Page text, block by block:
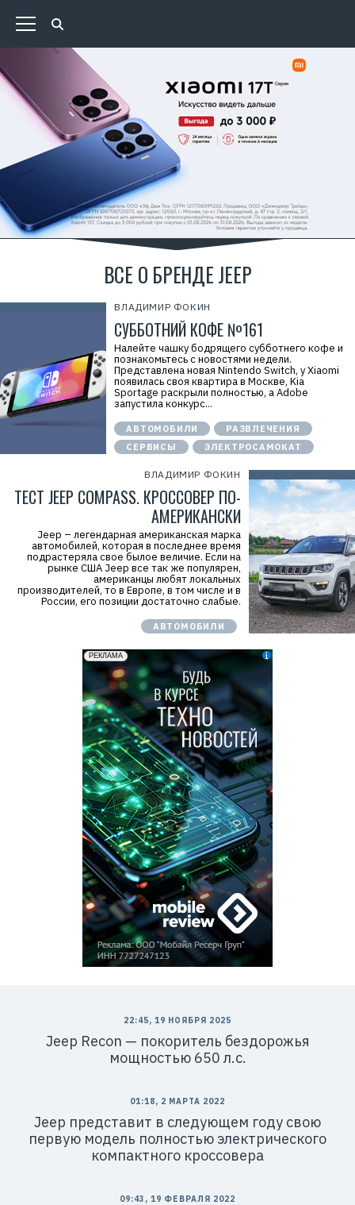
ВСЕ О БРЕНДЕ JEEP
ВЛАДИМИР ФОКИН
СУББОТНИЙ КОФЕ №161
Налейте чашку бодрящего субботнего кофе и
познакомьтесь с новостями недели.
Представлена новая Nintendo Switch, у Xiaomi
появилась своя квартира в Москве, Kia
Sportage раскрыли полностью, а Adobe
запустила конкурс...
АВТОМОБИЛИ
РАЗВЛЕЧЕНИЯ
СЕРВИСЫ
ЭЛЕКТРОСАМОКАТ
ВЛАДИМИР ФОКИН
ТЕСТ JEEP COMPASS. КРОССОВЕР ПО-
АМЕРИКАНСКИ
Jeep – легендарная американская марка
автомобилей, которая в последнее время
подрастеряла свое былое величие. Если на
рынке США Jeep все так же популярен,
американцы любят локальных
производителей, то в Европе, в том числе и в
России, его позиции достаточно слабые.
АВТОМОБИЛИ
22:45, 19 НОЯБРЯ 2025
Jeep Recon — покоритель бездорожья
мощностью 650 л.с.
01:18, 2 МАРТА 2022
Jeep представит в следующем году свою
первую модель полностью электрического
компактного кроссовера
09:43, 19 ФЕВРАЛЯ 2022